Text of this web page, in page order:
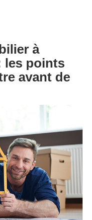
à
les points
avant de